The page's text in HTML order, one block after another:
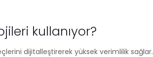
kullanıyor?
dijitalleştirerek yüksek verimlilik sağlar.